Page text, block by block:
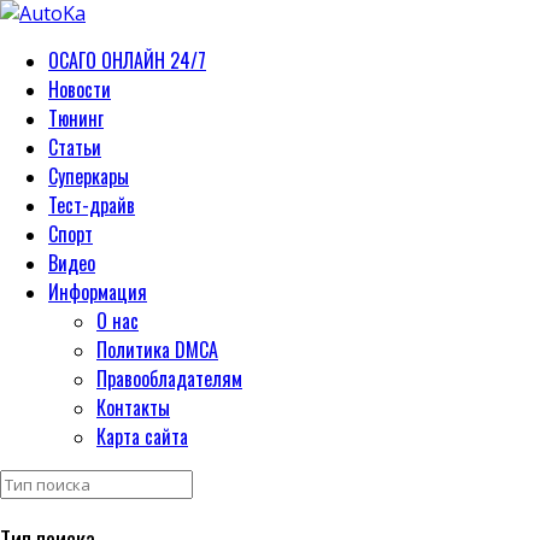
ОСАГО ОНЛАЙН 24/7
Новости
Тюнинг
Статьи
Суперкары
Тест-драйв
Спорт
Видео
Информация
О нас
Политика DMCA
Правообладателям
Контакты
Карта сайта